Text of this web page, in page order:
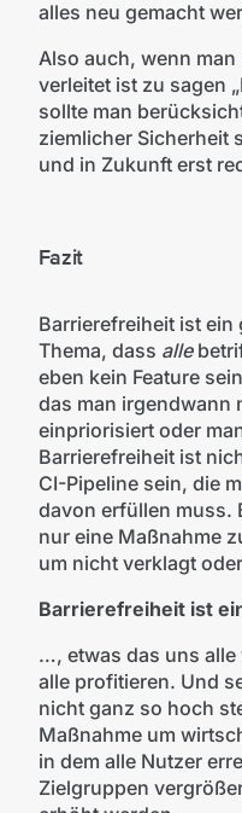
alles neu gemacht
Also auch, wenn
verleitet ist zu sagen
sollte man
ziemlicher Sicherheit
und in Zukunft erst
Fazit
Barrierefreiheit ist
Thema, dass alle
eben kein Feature
das man irgendwann
einpriorisiert oder
Barrierefreiheit ist
CI-Pipeline sein, die
davon erfüllen muss.
nur eine Maßnahme
um nicht verklagt
Barrierefreiheit ist
…, etwas das uns alle
alle profitieren. Und
nicht ganz so hoch
Maßnahme um
in dem alle Nutzer
Zielgruppen